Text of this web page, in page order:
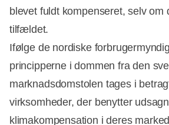
blevet fuldt kompenseret, selv om
tilfældet.
Ifølge de nordiske
principperne i dommen fra den
marknadsdomstolen tages i
virksomheder, der benytter
klimakompensation i deres